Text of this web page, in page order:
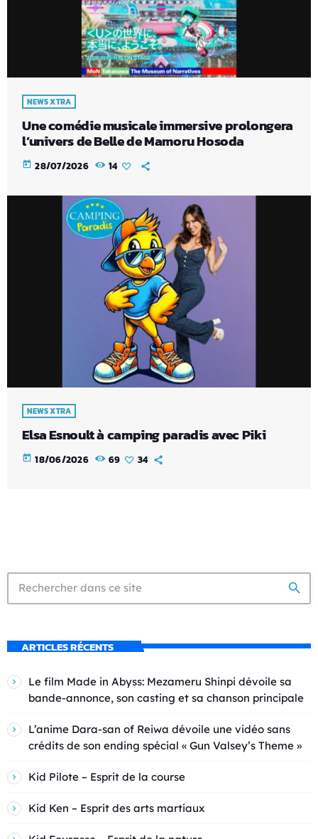
NEWS XTRA
Une comédie musicale immersive prolongera
l’univers de Belle de Mamoru Hosoda
today 28/07/2026 14
NEWS XTRA
Elsa Esnoult à camping paradis avec Piki
today 18/06/2026 69 34
search
ARTICLES RÉCENTS
Le film Made in Abyss: Mezameru Shinpi dévoile sa
bande-annonce, son casting et sa chanson principale
L’anime Dara-san of Reiwa dévoile une vidéo sans
crédits de son ending spécial « Gun Valsey’s Theme »
Kid Pilote – Esprit de la course
Kid Ken – Esprit des arts martiaux